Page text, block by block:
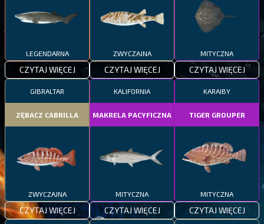
LEGENDARNA
CZYTAJ WIĘCEJ
ZWYCZAJNA
CZYTAJ WIĘCEJ
MITYCZNA
CZYTAJ WIĘCEJ
GIBRALTAR
ZĘBACZ CABRILLA
ZWYCZAJNA
CZYTAJ WIĘCEJ
KALIFORNIA
MAKRELA PACYFICZNA
MITYCZNA
CZYTAJ WIĘCEJ
KARAIBY
TIGER GROUPER
MITYCZNA
CZYTAJ WIĘCEJ